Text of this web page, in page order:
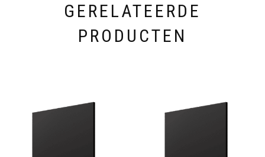
GERELATEERDE
PRODUCTEN